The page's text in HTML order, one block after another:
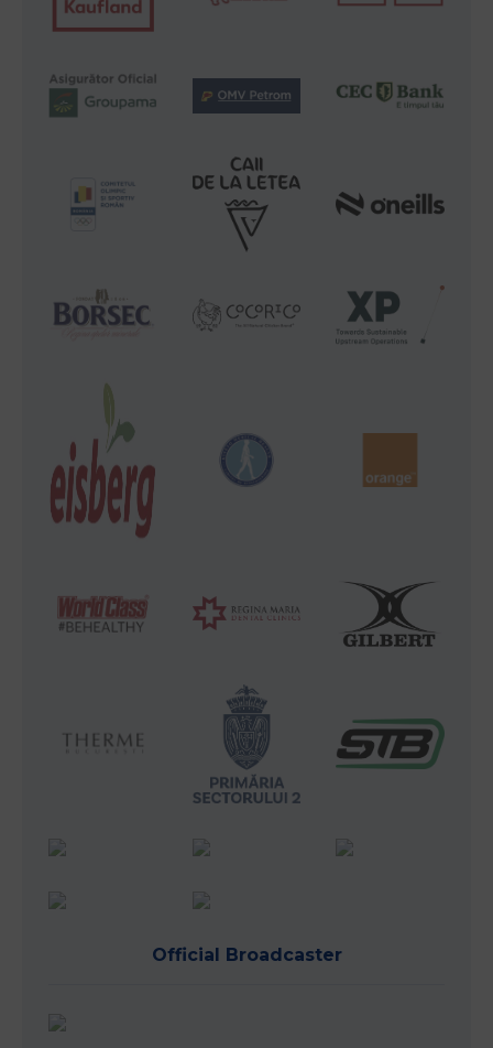
Official Broadcaster